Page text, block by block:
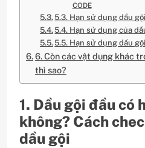
CODE
5.3. Hạn sử dụng dầu
5.4. Hạn sử dụng của
5.5. Hạn sử dụng dầu
6. Còn các vật dụng khác
thì sao?
1. Dầu gội đầu có
không? Cách
dầu gội